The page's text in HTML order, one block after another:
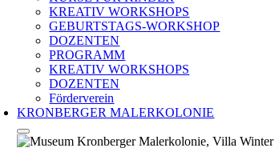
KREATIV WORKSHOPS
GEBURTSTAGS-WORKSHOP
DOZENTEN
PROGRAMM
KREATIV WORKSHOPS
DOZENTEN
Förderverein
KRONBERGER MALERKOLONIE